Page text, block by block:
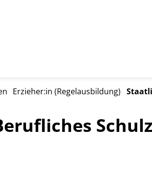
Erzieher:in (Regelausbildung)